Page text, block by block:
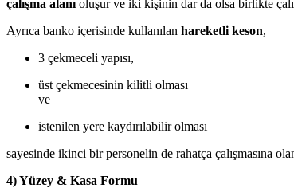
çalışma alanı oluşur ve iki kişinin dar da olsa birlikte
Ayrıca banko içerisinde kullanılan hareketli keson,
3 çekmeceli yapısı,
üst çekmecesinin kilitli olması
ve
istenilen yere kaydırılabilir olması
sayesinde ikinci bir personelin de rahatça çalışmasına
4) Yüzey & Kasa Formu